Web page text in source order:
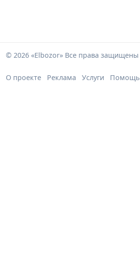
© 2026 «Elbozor» Все права защищены
О проекте Реклама Услуги Помощь